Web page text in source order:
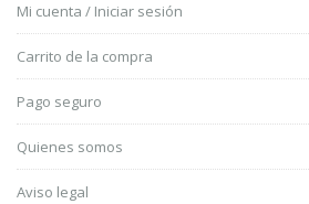
Mi cuenta / Iniciar sesión
Carrito de la compra
Pago seguro
Quienes somos
Aviso legal